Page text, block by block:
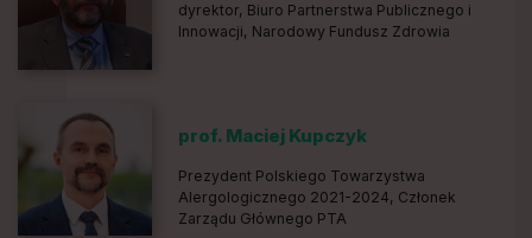
dyrektor, Biuro Partnerstwa Publicznego i
Innowacji, Narodowy Fundusz Zdrowia
prof. Maciej Kupczyk
Prezydent Polskiego Towarzystwa
Alergologicznego 2021-2024, Członek
Zarządu Głównego PTA